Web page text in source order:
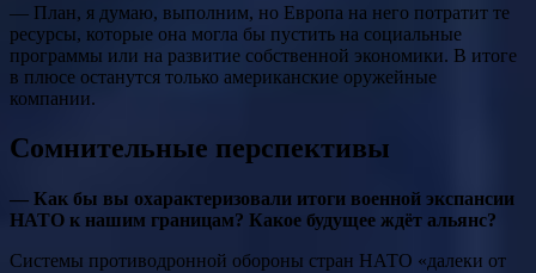
— План, я думаю, выполним, но Европа на него потратит те
ресурсы, которые она могла бы пустить на социальные
программы или на развитие собственной экономики. В итоге
в плюсе останутся только американские оружейные
компании.
Сомнительные перспективы
— Как бы вы охарактеризовали итоги военной экспансии
НАТО к нашим границам? Какое будущее ждёт альянс?
Системы противодронной обороны стран НАТО «далеки от